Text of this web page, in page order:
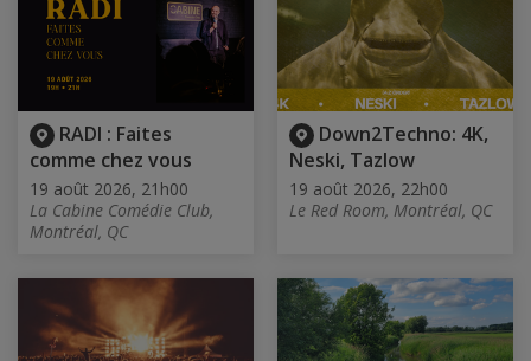
RADI : Faites
comme chez vous
19 août 2026, 21h00
La Cabine Comédie Club,
Montréal, QC
Down2Techno: 4K,
Neski, Tazlow
19 août 2026, 22h00
Le Red Room, Montréal, QC